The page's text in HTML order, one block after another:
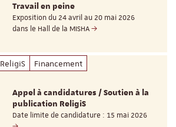
Travail en peine
Exposition du 24 avril au 20 mai 2026
dans le Hall de la MISHA
ReligiS Financement
Appel à candidatures / Soutien à la
publication ReligiS
Date limite de candidature : 15 mai 2026